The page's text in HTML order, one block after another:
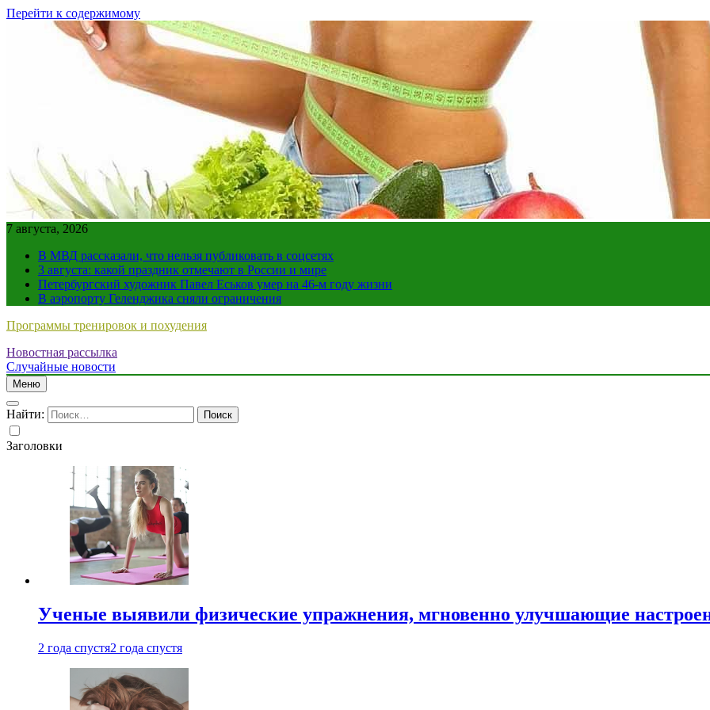
Перейти к содержимому
7 августа, 2026
В МВД рассказали, что нельзя публиковать в соцсетях
3 августа: какой праздник отмечают в России и мире
Петербургский художник Павел Еськов умер на 46-м году жизни
В аэропорту Геленджика сняли ограничения
Программы тренировок и похудения
Новостная рассылка
Случайные новости
Меню
Найти:
Заголовки
Ученые выявили физические упражнения, мгновенно улучшающие
2 года спустя2 года спустя